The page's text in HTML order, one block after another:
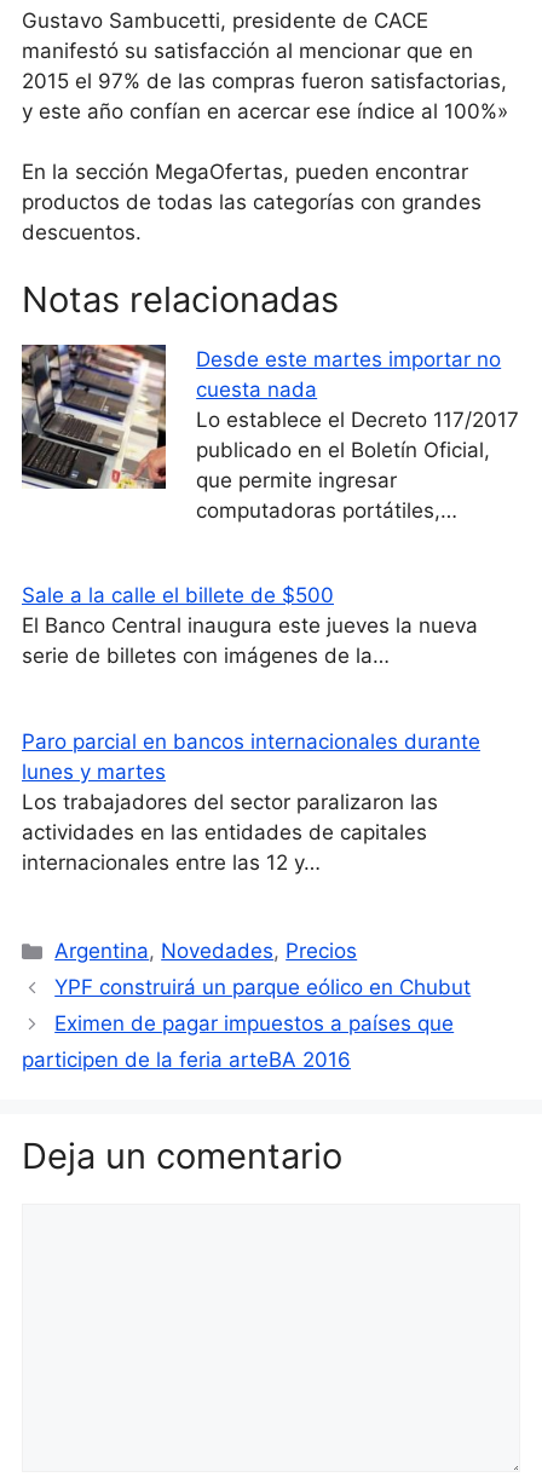
Gustavo Sambucetti, presidente de CACE
manifestó su satisfacción al mencionar que en
2015 el 97% de las compras fueron satisfactorias,
y este año confían en acercar ese índice al 100%»
En la sección MegaOfertas, pueden encontrar
productos de todas las categorías con grandes
descuentos.
Notas relacionadas
Desde este martes importar no
cuesta nada
Lo establece el Decreto 117/2017
publicado en el Boletín Oficial,
que permite ingresar
computadoras portátiles,…
Sale a la calle el billete de $500
El Banco Central inaugura este jueves la nueva
serie de billetes con imágenes de la…
Paro parcial en bancos internacionales durante
lunes y martes
Los trabajadores del sector paralizaron las
actividades en las entidades de capitales
internacionales entre las 12 y…
Categorías
Argentina, Novedades, Precios
YPF construirá un parque eólico en Chubut
Eximen de pagar impuestos a países que
participen de la feria arteBA 2016
Deja un comentario